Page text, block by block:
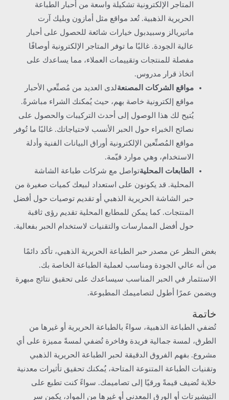
المتاجر الإلكترونية تشكيلة واسعة من أحبار الطباعة
الحريرية الذهبية. تُعد مواقع مثل أمازون وبليك آرت
ماتيريالز وسبيدبول خيارات شائعة للحصول على أحبار
عالية الجودة. غالبًا ما توفر المتاجر الإلكترونية أوصافًا
مفصلة للمنتجات وتقييمات العملاء، مما يساعدك على
اتخاذ قرار مدروس.
مواقع الشركات المصنعة لدى العديد من مُصنِّعي الأحبار
مواقع إلكترونية خاصة بهم، حيث يُمكنك الشراء مباشرةً.
يُتيح لك هذا الوصول إلى أحدث التركيبات والحصول على
نصائح الخبراء حول الحبر الأنسب لاحتياجاتك. غالبًا ما تُوفر
مواقع المُصنِّعين الإلكترونية أوراق البيانات الفنية وأدلة
الاستخدام، وهي موارد قيّمة.
الطابعات المحليةتواصل مع شركات طباعة الشاشة
المحلية. قد يكونون على استعداد لبيعك كميات صغيرة من
حبر الشاشة الحريرية الذهبي أو تقديم توصيات حول أفضل
المنتجات. كما يمكن للمطابع المحلية تقديم رؤى ثاقبة
حول أفضل الممارسات والتقنيات لاستخدام الحبر بفعالية.
بغض النظر عن مصدر حبر الطباعة الحريرية الذهبي، تأكد دائمًا
من أنه عالي الجودة ومناسب لعملية الطباعة الخاصة بك.
الاستثمار في الحبر المناسب سيساعدك على تحقيق نتائج مبهرة
ويضمن عمرًا أطول لتصاميمك المطبوعة.
خاتمة
تُضفي الطباعة الذهبية، سواءً بالطباعة الحريرية أو غيرها من
الطرق، لمسة جمالية فريدة وفاخرة تُضفي لمسةً مميزة على أي
مشروع. بفهم الفروق الدقيقة لحبر الطباعة الحريرية الذهبي
وتقنيات الطباعة المتنوعة المتاحة، يُمكنك تحقيق تأثيرات معدنية
خلابة تُضيف قيمةً ورقيًا إلى تصاميمك. سواءً كنت تطبع على
التيشيرتات أو الورق المعدني أو غيرها من المواد، يكمن سر